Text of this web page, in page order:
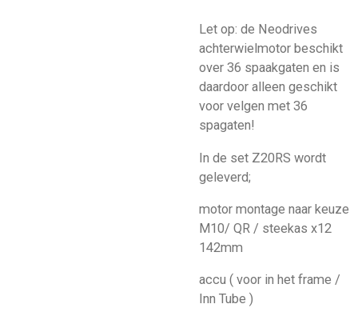
Let op: de Neodrives
achterwielmotor beschikt
over 36 spaakgaten en is
daardoor alleen geschikt
voor velgen met 36
spagaten!
In de set Z20RS wordt
geleverd;
motor montage naar keuze
M10/ QR / steekas x12
142mm
accu ( voor in het frame /
Inn Tube )